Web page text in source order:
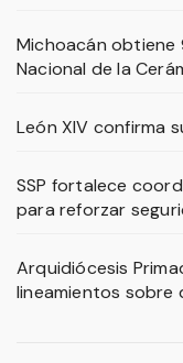
Michoacán obtiene
Nacional de la
León XIV confirma
SSP fortalece
para reforzar
Arquidiócesis
lineamientos sobre